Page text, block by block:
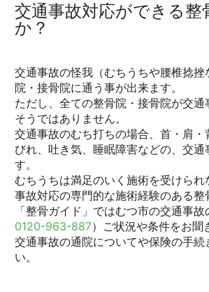
交通事故対応ができる
か？
交通事故の怪我（むちうちや腰椎捻
院・接骨院に通う事が出来ます。
ただし、全ての整骨院・接骨院が交
そうではありません。
交通事故のむち打ちの場合、首・肩
びれ、吐き気、睡眠障害などの、交
す。
むちうちは満足のいく施術を受けら
事故対応の専門的な施術経験のある
「整骨ガイド」ではむつ市の交通事
0120-963-887）ご状況や条件をお
交通事故の通院についてや保険の手
い。